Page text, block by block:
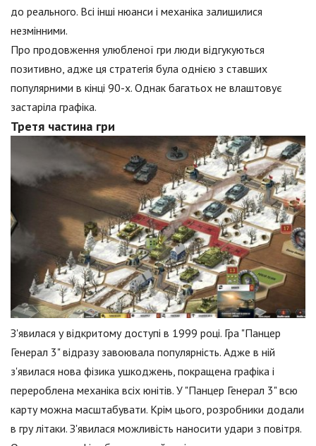
до реального. Всі інші нюанси і механіка залишилися
незмінними.
Про продовження улюбленої гри люди відгукуються
позитивно, адже ця стратегія була однією з ставших
популярними в кінці 90-х. Однак багатьох не влаштовує
застаріла графіка.
Третя частина гри
З'явилася у відкритому доступі в 1999 році. Гра "Панцер
Генерал 3" відразу завоювала популярність. Адже в ній
з'явилася нова фізика ушкоджень, покращена графіка і
перероблена механіка всіх юнітів. У "Панцер Генерал 3" всю
карту можна масштабувати. Крім цього, розробники додали
в гру літаки. З'явилася можливість наносити удари з повітря.